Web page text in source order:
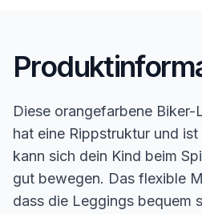
Diese orangefarbene
hat eine Rippstruktur und
kann sich dein Kind beim
gut bewegen. Das flexible
dass die Leggings bequem